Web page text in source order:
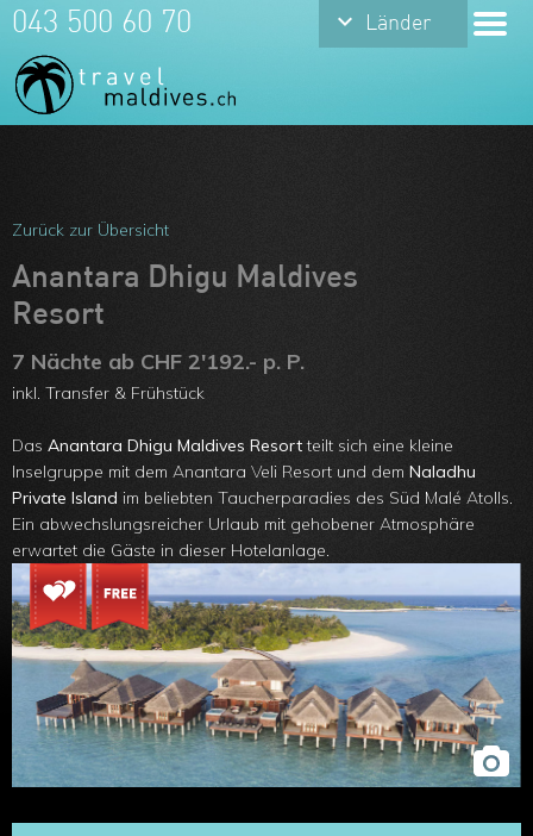
Team
Über uns
Feedbacks
Kontakt
keyboard_arrow_down Länder
043 500 60 70
Zurück zur Übersicht
Anantara Dhigu Maldives
Resort
7 Nächte ab CHF 2'192.- p. P.
inkl. Transfer & Frühstück
Das Anantara Dhigu Maldives Resortteilt sich eine kleine
Inselgruppe mit dem Anantara Veli Resort und dem Naladhu
Private Island im beliebten Taucherparadies des Süd Malé Atolls.
Ein abwechslungsreicher Urlaub mit gehobener Atmosphäre
erwartet die Gäste in dieser Hotelanlage.